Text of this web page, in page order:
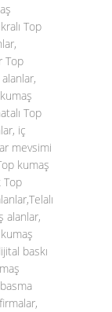
Top
Top
Top
iç
mevsimi
kumaş
Top
alanlar,
baskı